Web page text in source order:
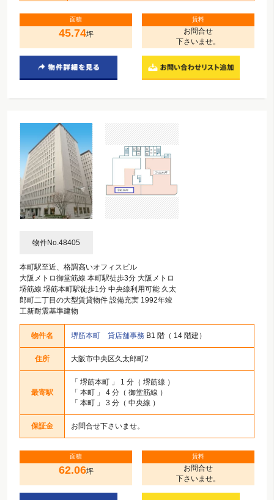
面積
45.74坪
賃料
お問合せ
下さいませ。
物件No.48405
本町駅至近、格調高いオフィスビル
大阪メトロ御堂筋線 本町駅徒歩3分 大阪メトロ
堺筋線 堺筋本町駅徒歩1分 中央線利用可能 久太
郎町二丁目の大型賃貸物件 設備充実 1992年竣
工新耐震基準建物
物件名 堺筋本町 貸店舗事務 B1 階（ 14 階建）
住所 大阪市中央区久太郎町2
最寄駅
「 堺筋本町 」 1 分（ 堺筋線 ）
「 本町 」 4 分（ 御堂筋線 ）
「 本町 」 3 分（ 中央線 ）
保証金 お問合せ下さいませ。
面積
62.06坪
賃料
お問合せ
下さいませ。